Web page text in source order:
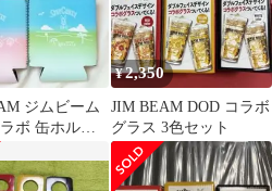
ジムビーム
ボ 缶ホルダ
ット
¥2,350
JIM BEAM DOD コラボ
グラス 3色セット